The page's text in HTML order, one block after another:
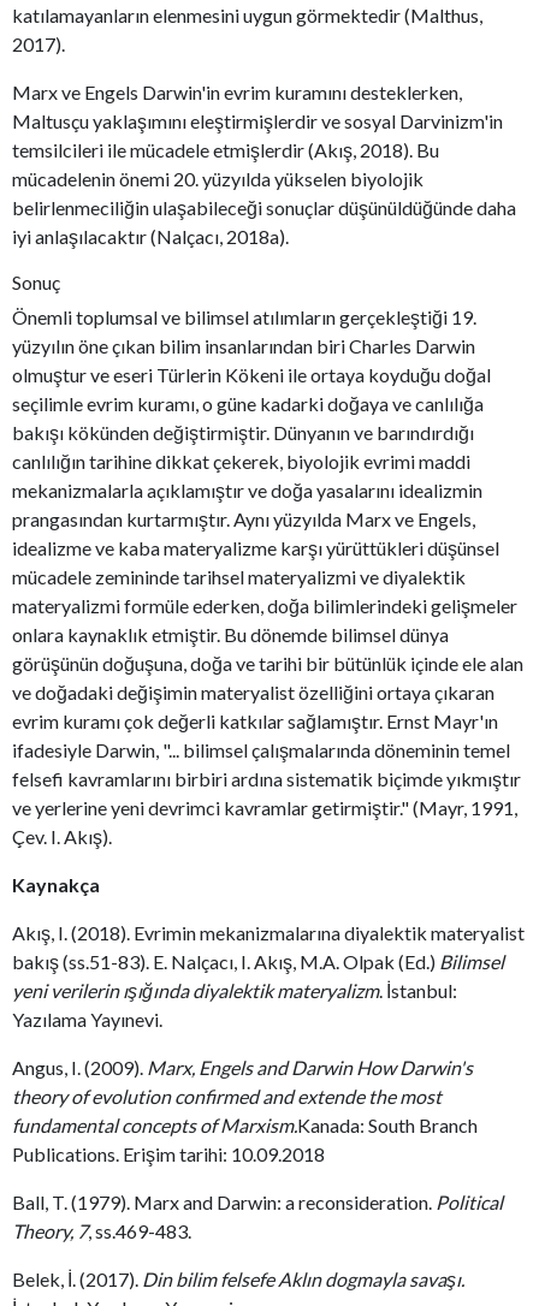
katılamayanların elenmesini uygun görmektedir (Malthus,
2017).
Marx ve Engels Darwin'in evrim kuramını desteklerken,
Maltusçu yaklaşımını eleştirmişlerdir ve sosyal Darvinizm'in
temsilcileri ile mücadele etmişlerdir (Akış, 2018). Bu
mücadelenin önemi 20. yüzyılda yükselen biyolojik
belirlenmeciliğin ulaşabileceği sonuçlar düşünüldüğünde daha
iyi anlaşılacaktır (Nalçacı, 2018a).
Sonuç
Önemli toplumsal ve bilimsel atılımların gerçekleştiği 19.
yüzyılın öne çıkan bilim insanlarından biri Charles Darwin
olmuştur ve eseri Türlerin Kökeni ile ortaya koyduğu doğal
seçilimle evrim kuramı, o güne kadarki doğaya ve canlılığa
bakışı kökünden değiştirmiştir. Dünyanın ve barındırdığı
canlılığın tarihine dikkat çekerek, biyolojik evrimi maddi
mekanizmalarla açıklamıştır ve doğa yasalarını idealizmin
prangasından kurtarmıştır. Aynı yüzyılda Marx ve Engels,
idealizme ve kaba materyalizme karşı yürüttükleri düşünsel
mücadele zemininde tarihsel materyalizmi ve diyalektik
materyalizmi formüle ederken, doğa bilimlerindeki gelişmeler
onlara kaynaklık etmiştir. Bu dönemde bilimsel dünya
görüşünün doğuşuna, doğa ve tarihi bir bütünlük içinde ele alan
ve doğadaki değişimin materyalist özelliğini ortaya çıkaran
evrim kuramı çok değerli katkılar sağlamıştır. Ernst Mayr'ın
ifadesiyle Darwin, "... bilimsel çalışmalarında döneminin temel
felsefi kavramlarını birbiri ardına sistematik biçimde yıkmıştır
ve yerlerine yeni devrimci kavramlar getirmiştir." (Mayr, 1991,
Çev. I. Akış).
Kaynakça
Akış, I. (2018). Evrimin mekanizmalarına diyalektik materyalist
bakış (ss.51-83). E. Nalçacı, I. Akış, M.A. Olpak (Ed.) Bilimsel
yeni verilerin ışığında diyalektik materyalizm. İstanbul:
Yazılama Yayınevi.
Angus, I. (2009). Marx, Engels and Darwin How Darwin's
theory of evolution confirmed and extende the most
fundamental concepts of Marxism.Kanada: South Branch
Publications. Erişim tarihi: 10.09.2018
Ball, T. (1979). Marx and Darwin: a reconsideration. Political
Theory, 7, ss.469-483.
Belek, İ. (2017). Din bilim felsefe Aklın dogmayla savaşı.